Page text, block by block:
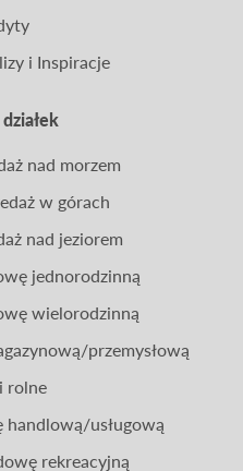
i Inspiracje
nad morzem
w górach
nad jeziorem
jednorodzinną
wielorodzinną
przemysłową
rolne
handlową/usługową
rekreacyjną